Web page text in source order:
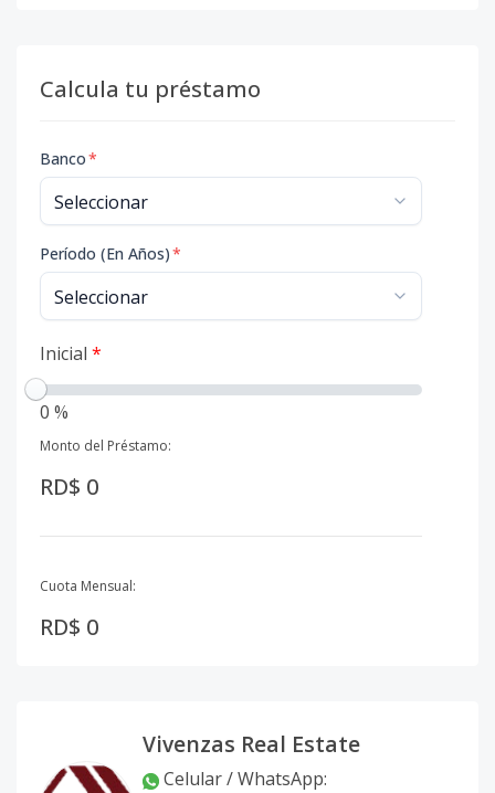
Calcula tu préstamo
Banco*
Período (En Años)*
Inicial *
0 %
Monto del Préstamo:
RD$ 0
Cuota Mensual:
RD$ 0
Vivenzas Real Estate
Celular / WhatsApp: